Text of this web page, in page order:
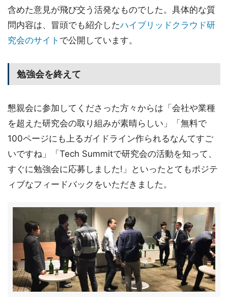
含めた意見が飛び交う活発なものでした。具体的な質
問内容は、冒頭でも紹介したハイブリッドクラウド研
究会のサイト で公開しています。
勉強会を終えて
懇親会に参加してくださった方々からは「会社や業種
を超えた研究会の取り組みが素晴らしい」「無料で
100ページにも上るガイドライン作られるなんてすご
いですね」「Tech Summitで研究会の活動を知って、
すぐに勉強会に応募しました!」といったとてもポジテ
ィブなフィードバックをいただきました。